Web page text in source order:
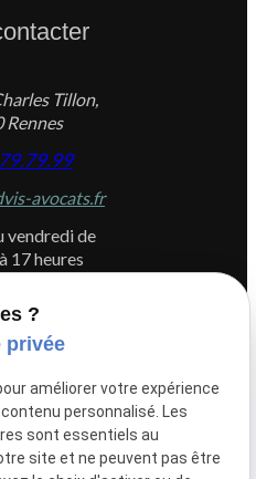
Tillon,
Rennes
avocats.fr
vendredi de
17 heures
du Cabinet ADVIS
?
privée
améliorer votre expérience
personnalisé. Les
sont essentiels au
site et ne peuvent pas être